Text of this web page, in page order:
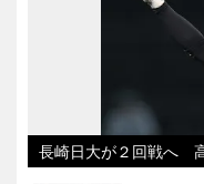
長崎日大が２回戦へ